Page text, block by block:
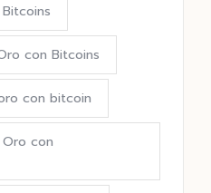
con Bitcoins
con bitcoin
con